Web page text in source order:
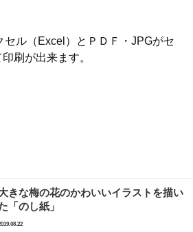
セル（Excel）とＰＤＦ・JPGがセ
刷が出来ます。
きな梅の花のかわいいイラストを描い
「のし紙」